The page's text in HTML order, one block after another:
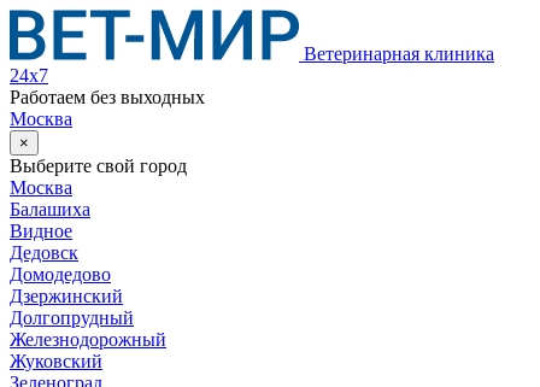
Ветеринарная клиника
24х7
Работаем без выходных
Москва
×
Выберите свой город
Москва
Балашиха
Видное
Дедовск
Домодедово
Дзержинский
Долгопрудный
Железнодорожный
Жуковский
Зеленоград